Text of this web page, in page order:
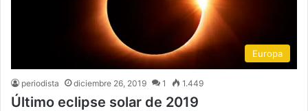
Europa
periodista diciembre 26, 2019 1 1.449
Último eclipse solar de 2019